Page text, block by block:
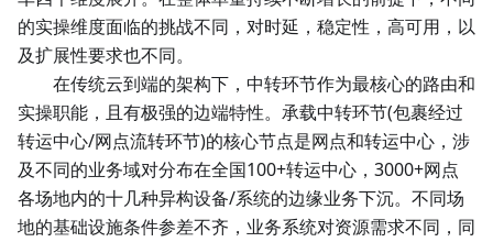
的实操维度面临的挑战不同，对时延，稳定性，高可用，以
及扩展性要求也不同。
在传统云到端的架构下，中转环节作为最核心的路由和
实操职能，且有极强的边端特性。承载中转环节(包裹经过
转运中心/网点流转环节)的核心节点是网点和转运中心，涉
及不同的业务域对分布在全国100+转运中心，3000+网点
各场地内的十几种异构设备/系统的边缘业务下沉。不同场
地的基础设施条件参差不齐，业务系统对资源需求不同，同